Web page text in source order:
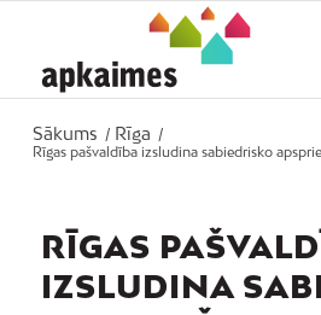
Sākums / Rīga
/
Rīgas pašvaldība izsludina sabiedrisko
RĪGAS
IZSLUDINA